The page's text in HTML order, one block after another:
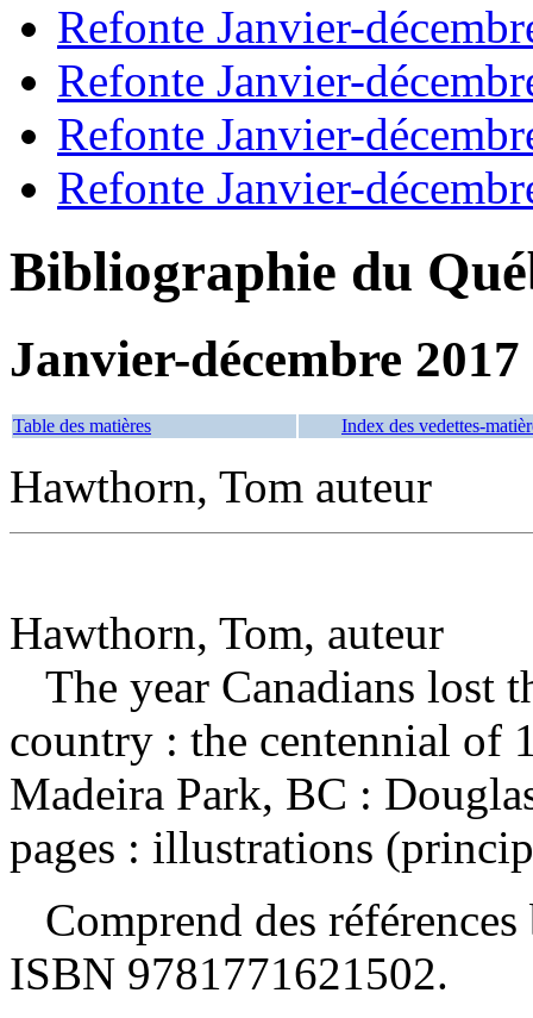
Refonte Janvier-
Refonte Janvier-
Refonte Janvier-
Refonte Janvier-
Bibliographie du
Janvier-décembre 2017
Table des matières Index des vedettes-
Hawthorn, Tom auteur
Hawthorn, Tom, auteur
The year Canadians lost
country : the centennial of
Madeira Park, BC :
pages : illustrations
Comprend des
ISBN 9781771621502.